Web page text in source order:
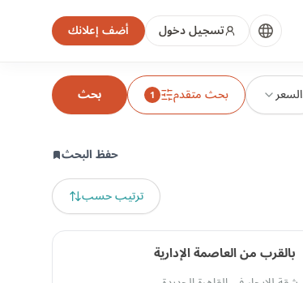
تسجيل دخول أضف إعلانك
السعر بحث متقدم 1 بحث
حفظ البحث
ترتيب حسب
بالقرب من العاصمة الإدارية